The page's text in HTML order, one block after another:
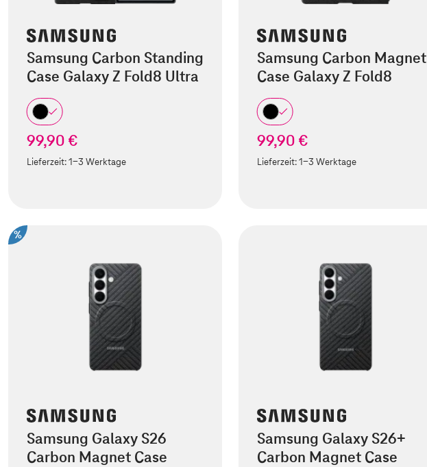
Samsung Carbon Standing
Case Galaxy Z Fold8 Ultra
99,90 €
Lieferzeit:1-3 Werktage
Samsung Carbon Magnet
Case Galaxy Z Fold8
99,90 €
Lieferzeit:1-3 Werktage
%
Samsung Galaxy S26
Carbon Magnet Case
Samsung Galaxy S26+
Carbon Magnet Case